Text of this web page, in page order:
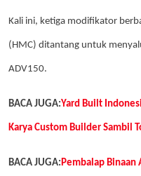
Kali ini, ketiga modifikator
(HMC) ditantang untuk
ADV150.
BACA JUGA:Yard Built
Karya Custom Builder Sambil
BACA JUGA:Pembalap Binaan